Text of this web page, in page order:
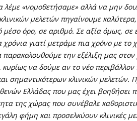
«νομοθετήσαμε» αλλά να μην
μελετών πηγαίνουμε
όρο, σε αριθμό. Σε αξία όμως, σε
γιατί μετράμε πια χρόνο με το
την εξέλιξη μας
να δούμε αν το νέο
σημαντικότερων κλινικών μελετών.
Ελλάδας που μας έχει βοηθήσει
της χώρας που συνέβαλε
φήμη και προσελκύουν κλινικές